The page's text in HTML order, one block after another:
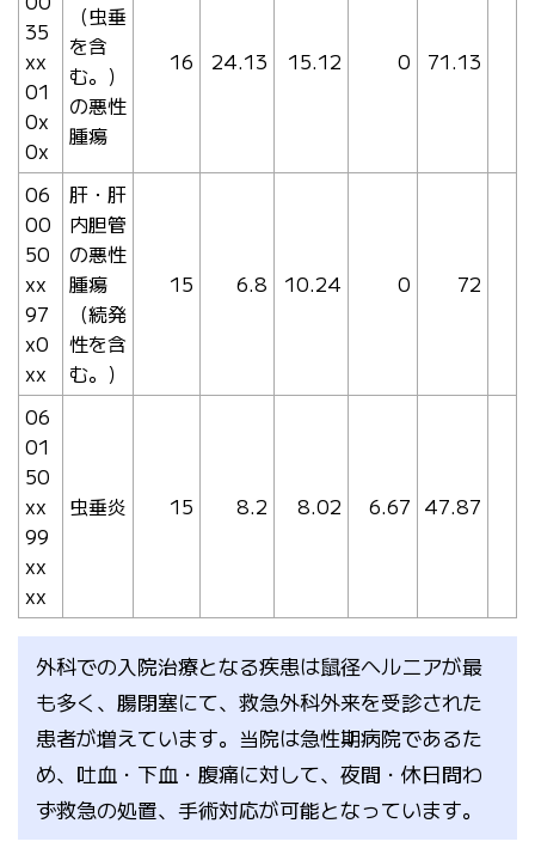
35
xx
01
0x
0x
（虫垂
を含
む。）
の悪性
腫瘍
16 24.13 15.12 0 71.13
06
00
50
xx
97
x0
xx
肝・肝
内胆管
の悪性
腫瘍
（続発
性を含
む。）
15 6.8 10.24 0 72
06
01
50
xx
99
xx
xx
虫垂炎 15 8.2 8.02 6.67 47.87
外科での入院治療となる疾患は鼠径ヘルニアが最
も多く、腸閉塞にて、救急外科外来を受診された
患者が増えています。当院は急性期病院であるた
め、吐血・下血・腹痛に対して、夜間・休日問わ
ず救急の処置、手術対応が可能となっています。